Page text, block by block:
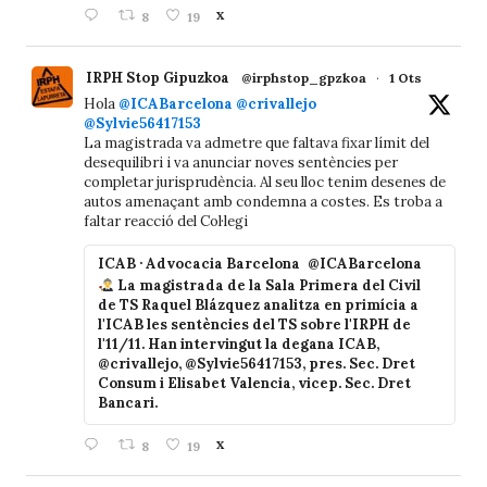
8 19 X
IRPH Stop Gipuzkoa @irphstop_gpzkoa · 1 Ots
Hola @ICABarcelona @crivallejo
@Sylvie56417153
La magistrada va admetre que faltava fixar límit del
desequilibri i va anunciar noves sentències per
completar jurisprudència. Al seu lloc tenim desenes de
autos amenaçant amb condemna a costes. Es troba a
faltar reacció del Col·legi
ICAB · Advocacia Barcelona @ICABarcelona
La magistrada de la Sala Primera del Civil
de TS Raquel Blázquez analitza en primícia a
l'ICAB les sentències del TS sobre l'IRPH de
l'11/11. Han intervingut la degana ICAB,
@crivallejo, @Sylvie56417153, pres. Sec. Dret
Consum i Elisabet Valencia, vicep. Sec. Dret
Bancari.
8 19 X